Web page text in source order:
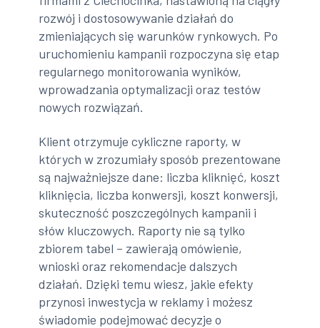
rozwój i dostosowywanie działań do
zmieniających się warunków rynkowych. Po
uruchomieniu kampanii rozpoczyna się etap
regularnego monitorowania wyników,
wprowadzania optymalizacji oraz testów
nowych rozwiązań.
Klient otrzymuje cykliczne raporty, w
których w zrozumiały sposób prezentowane
są najważniejsze dane: liczba kliknięć, koszt
kliknięcia, liczba konwersji, koszt konwersji,
skuteczność poszczególnych kampanii i
słów kluczowych. Raporty nie są tylko
zbiorem tabel – zawierają omówienie,
wnioski oraz rekomendacje dalszych
działań. Dzięki temu wiesz, jakie efekty
przynosi inwestycja w reklamy i możesz
świadomie podejmować decyzje o